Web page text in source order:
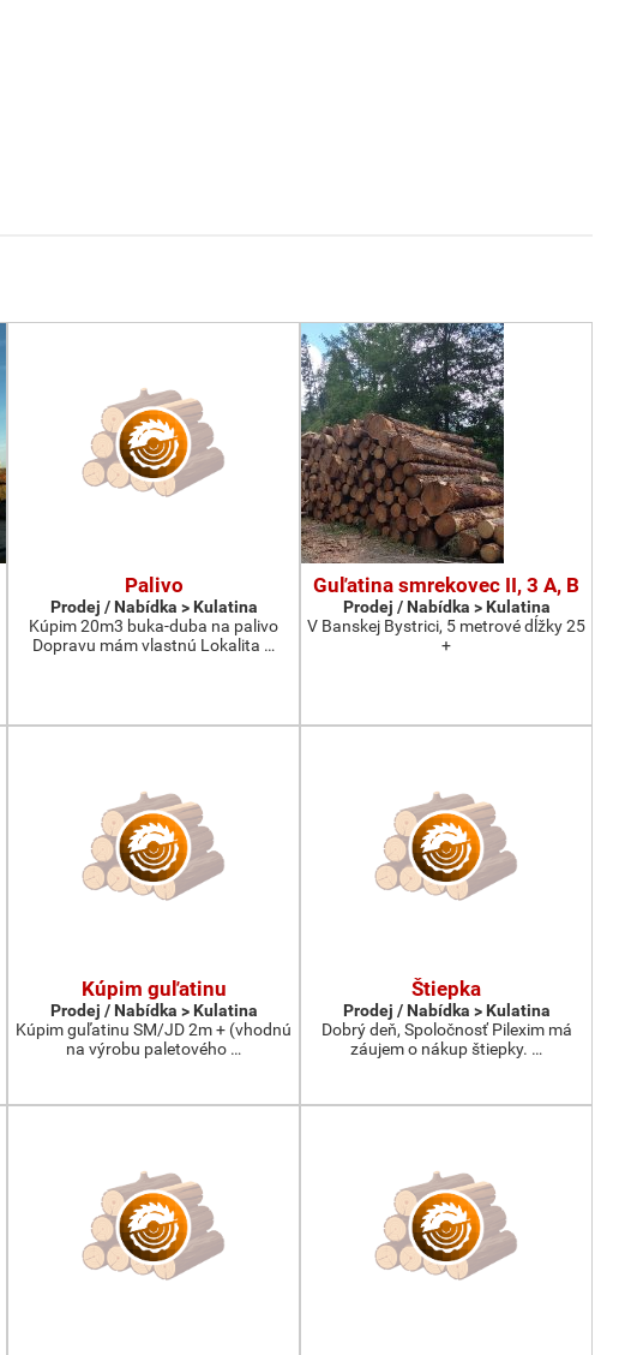
Palivo
Prodej / Nabídka > Kulatina
Kúpim 20m3 buka-duba na palivo
Dopravu mám vlastnú Lokalita …
Guľatina smrekovec II, 3 A, B
Prodej / Nabídka > Kulatina
V Banskej Bystrici, 5 metrové dĺžky 25
+
Kúpim guľatinu
Prodej / Nabídka > Kulatina
Kúpim guľatinu SM/JD 2m + (vhodnú
na výrobu paletového …
Štiepka
Prodej / Nabídka > Kulatina
Dobrý deň, Spoločnosť Pilexim má
záujem o nákup štiepky. …